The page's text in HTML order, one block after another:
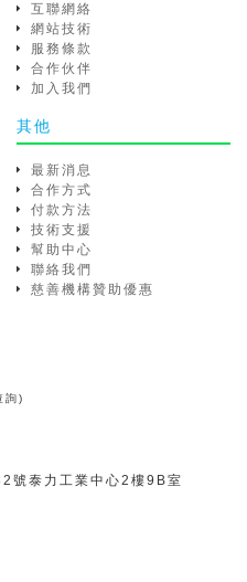
互聯網絡
網站技術
服務條款
合作伙伴
加入我們
其他
最新消息
合作方式
付款方法
技術支援
幫助中心
聯絡我們
慈善機構贊助優惠
詢)
號泰力工業中心2樓9B室